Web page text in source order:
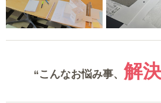
“こんなお悩み事、 解決